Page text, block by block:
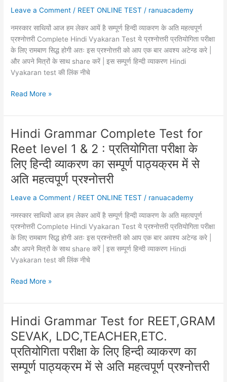
2
प्रतियोगिता
परीक्षा
के
लिए
हिन्दी
का
पाठ्यक्रम
में
से
Leave a Comment / REET ONLINE TEST / ranuacademy
नमस्कार साथियों आज हम लेकर आयें है सम्पूर्ण हिन्दी व्याकरण के अति महत्वपूर्ण
प्रश्नोत्तरी Complete Hindi Vyakaran Test ये प्रश्नोत्तरी प्रतियोगिता परीक्षा
के लिए रामबाण सिद्ध होगी अतः इस प्रश्नोत्तरी को आप एक बार अवश्य अटेन्ड करे |
और अपने मित्रों के साथ share करें | इस सम्पूर्ण हिन्दी व्याकरण Hindi
Vyakaran test की लिंक नीचे
Hindi
Complete
Test
for
Reet
level
&
2
प्रतियोगिता
परीक्षा
के
लिए
हिन्दी
का
पाठ्यक्रम
में
से
अति
महत्वपूर्ण
प्रश्नोत्तरी
Read More »
Hindi Grammar Complete Test for
Reet level 1 & 2 : प्रतियोगिता परीक्षा के
लिए हिन्दी व्याकरण का सम्पूर्ण पाठ्यक्रम में से
अति महत्वपूर्ण प्रश्नोत्तरी
Leave a Comment / REET ONLINE TEST / ranuacademy
नमस्कार साथियों आज हम लेकर आयें है सम्पूर्ण हिन्दी व्याकरण के अति महत्वपूर्ण
प्रश्नोत्तरी Complete Hindi Vyakaran Test ये प्रश्नोत्तरी प्रतियोगिता परीक्षा
के लिए रामबाण सिद्ध होगी अतः इस प्रश्नोत्तरी को आप एक बार अवश्य अटेन्ड करे |
और अपने मित्रों के साथ share करें | इस सम्पूर्ण हिन्दी व्याकरण Hindi
Vyakaran test की लिंक नीचे
Hindi
Complete
Test
for
Reet
level
&
Read More »
Hindi Grammar Test for REET,GRAM
SEVAK, LDC,TEACHER,ETC.
प्रतियोगिता परीक्षा के लिए हिन्दी व्याकरण का
सम्पूर्ण पाठ्यक्रम में से अति महत्वपूर्ण प्रश्नोत्तरी